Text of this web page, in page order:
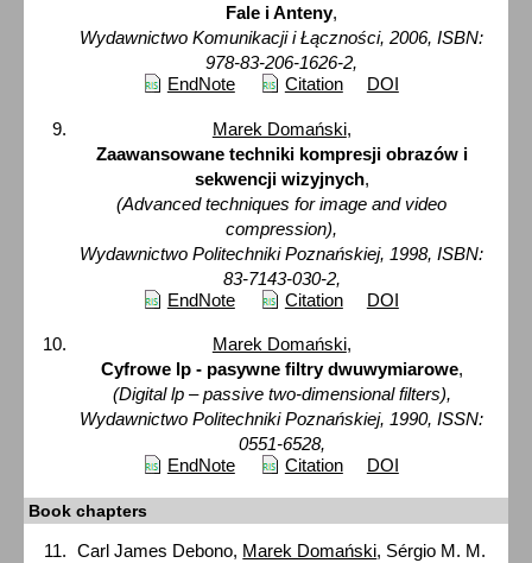
Fale i Anteny,
Wydawnictwo Komunikacji i Łączności, 2006, ISBN:
978-83-206-1626-2,
EndNote
Citation DOI
Marek Domański,
Zaawansowane techniki kompresji obrazów i
sekwencji wizyjnych,
(Advanced techniques for image and video
compression),
Wydawnictwo Politechniki Poznańskiej, 1998, ISBN:
83-7143-030-2,
EndNote
Citation DOI
Marek Domański,
Cyfrowe lp - pasywne filtry dwuwymiarowe,
(Digital lp – passive two-dimensional filters),
Wydawnictwo Politechniki Poznańskiej, 1990, ISSN:
0551-6528,
EndNote
Citation DOI
Book chapters
Carl James Debono, Marek Domański, Sérgio M. M.